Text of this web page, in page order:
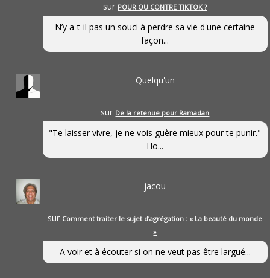
sur POUR OU CONTRE TIKTOK ?
N’y a-t-il pas un souci à perdre sa vie d'une certaine
façon...
Quelqu'un
sur De la retenue pour Ramadan
"Te laisser vivre, je ne vois guère mieux pour te punir."
Ho...
jacou
sur Comment traiter le sujet d’agrégation : « La beauté du monde
»
A voir et à écouter si on ne veut pas être largué...